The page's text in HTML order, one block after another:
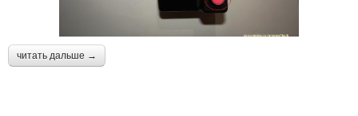
читать дальше →